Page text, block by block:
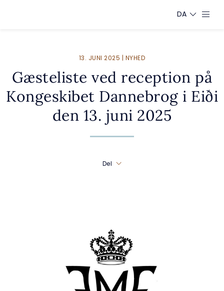
DA
13. JUNI 2025 | NYHED
Gæsteliste ved reception på
Kongeskibet Dannebrog i Eiði
den 13. juni 2025
Del